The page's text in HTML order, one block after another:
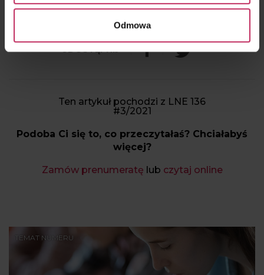
Odmowa
Terapii Manualnych.
Ten artykuł pochodzi z LNE 136
#3/2021
Podoba Ci się to, co przeczytałaś? Chciałabyś
więcej?
Zamów prenumeratę lub czytaj online
TEMAT NUMERU